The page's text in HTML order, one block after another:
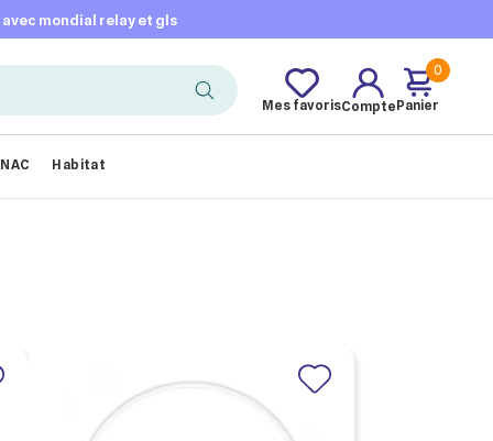
mondial relay et gls
Mes favorisCompte
0
Panier
NAC Habitat